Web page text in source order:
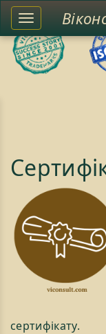
Toggle
left
sidebar
сертифікату.